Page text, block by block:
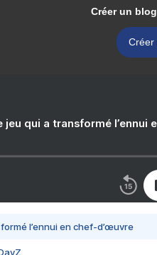
Créer un
Créer
jeu qui a transformé l’ennui
l’ennui en chef-d’œuvre